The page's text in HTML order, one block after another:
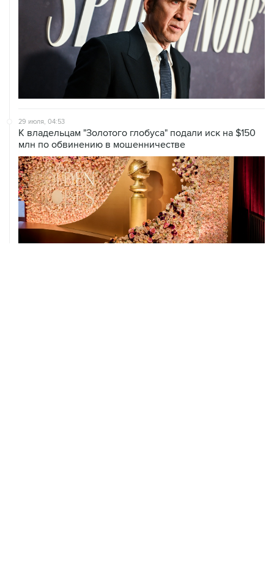
29 июля, 04:53
К владельцам "Золотого глобуса" подали иск на $150
млн по обвинению в мошенничестве